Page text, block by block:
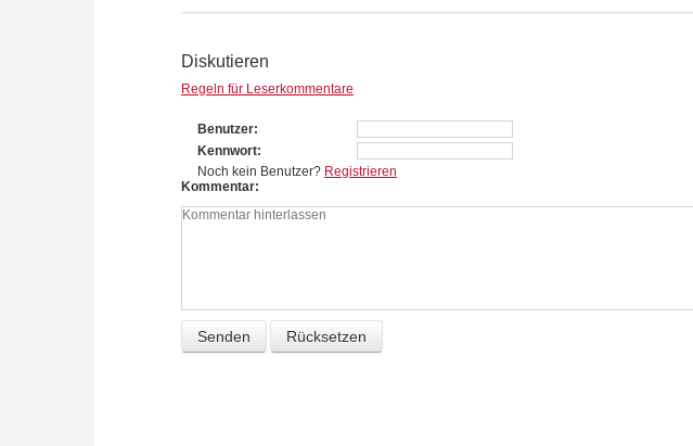
Diskutieren
Regeln für Leserkommentare
Benutzer
Kennwort
Noch kein Benutzer? Registrieren
Kommentar